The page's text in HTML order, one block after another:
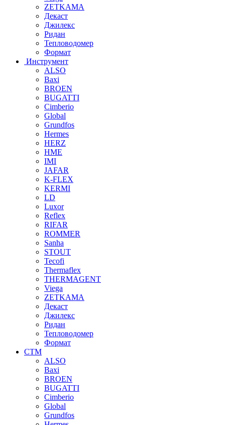
ZETKAMA
Декаст
Джилекс
Ридан
Тепловодомер
Формат
Инструмент
ALSO
Baxi
BROEN
BUGATTI
Cimberio
Global
Grundfos
Hermes
HERZ
HME
IMI
JAFAR
K-FLEX
KERMI
LD
Luxor
Reflex
RIFAR
ROMMER
Sanha
STOUT
Tecofi
Thermaflex
THERMAGENT
Viega
ZETKAMA
Декаст
Джилекс
Ридан
Тепловодомер
Формат
СТМ
ALSO
Baxi
BROEN
BUGATTI
Cimberio
Global
Grundfos